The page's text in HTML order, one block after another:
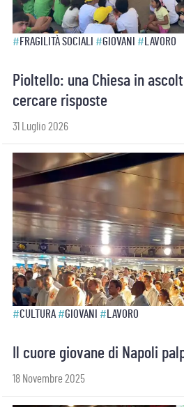
#FRAGILITÀ SOCIALI #GIOVANI # LAVORO
Pioltello: una Chiesa in
cercare risposte
31 Luglio 2026
#CULTURA #GIOVANI # LAVORO
Il cuore giovane di Napoli
18 Novembre 2025